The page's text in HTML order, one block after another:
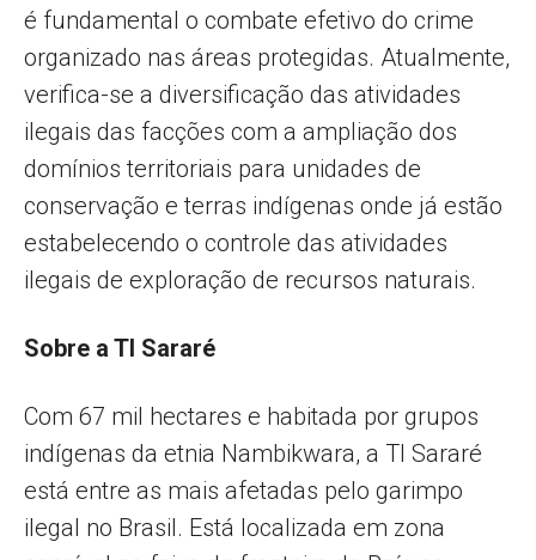
é fundamental o combate efetivo do crime
organizado nas áreas protegidas. Atualmente,
verifica-se a diversificação das atividades
ilegais das facções com a ampliação dos
domínios territoriais para unidades de
conservação e terras indígenas onde já estão
estabelecendo o controle das atividades
ilegais de exploração de recursos naturais.
Sobre a TI Sararé
Com 67 mil hectares e habitada por grupos
indígenas da etnia Nambikwara, a TI Sararé
está entre as mais afetadas pelo garimpo
ilegal no Brasil. Está localizada em zona